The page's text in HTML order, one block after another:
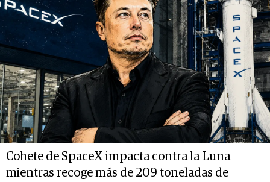
Cohete de SpaceX impacta contra la Luna
mientras recoge más de 209 toneladas de